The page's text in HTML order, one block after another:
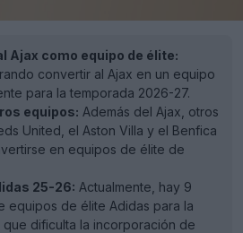
Ajax como equipo de élite:
convertir al Ajax en un equipo
para la temporada 2026-27.
equipos: Además del Ajax, otros
United, el Aston Villa y el Benfica
en equipos de élite de
25-26: Actualmente, hay 9
equipos de élite Adidas para la
dificulta la incorporación de